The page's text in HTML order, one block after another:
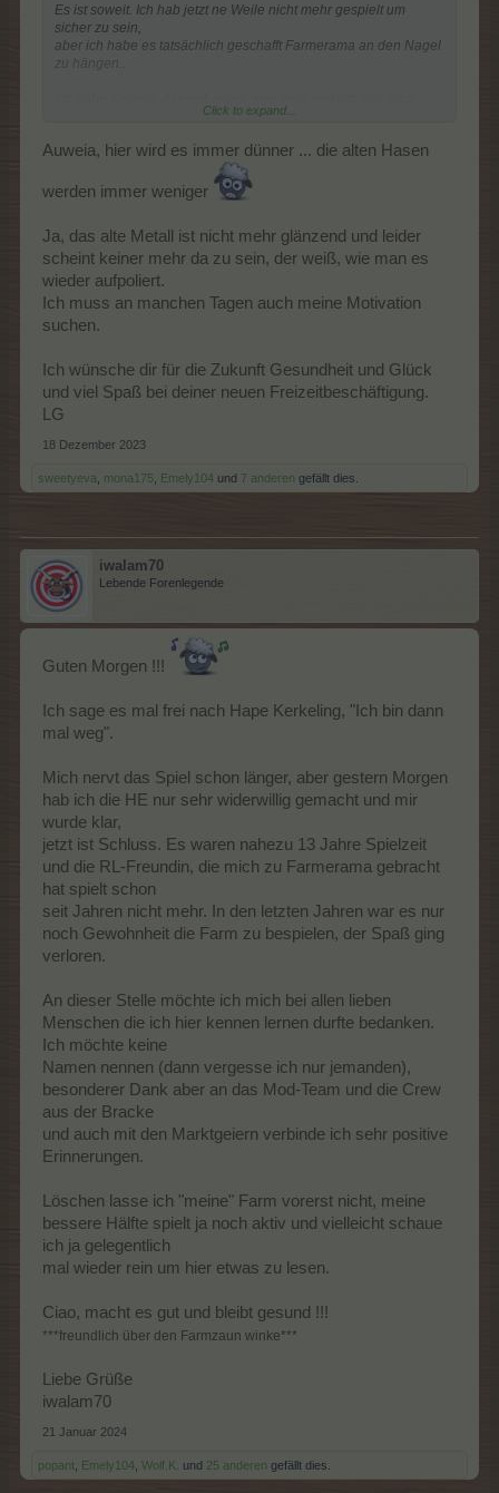
Es ist soweit. Ich hab jetzt ne Weile nicht mehr gespielt um
sicher zu sein,
aber ich habe es tatsächlich geschafft Farmerama an den Nagel
zu hängen..
nicht dieses
von üblen Fehlern behaftete Spiel mit stupidem vor sich hin
klicken und ewig das Gleiche..
Und sich wie Gewürms langsam ausgebreitet..
Ich bringe es noch nicht ganz über mich, die Farmen komplett
löschen zu lassen..
11 Jahre schmeißt man nicht so einfach weg..
Aber ich spiele wirklich nicht mehr und wenn ich manchmal
weiß ich, dass die Entscheidung richtig war!
Ein paar von euch werden mir echt fehlen und ich möchte euch
und dem Mod Team danken
Werde gerade ein wenig wehmütig, aber das geht vorüber.
alles liebe, gute und
vor allem Gesundheit und Glück..
Macht´s gut
Liebe Grüße vom Fr4ggl3
Click to expand...
Auweia, hier wird es immer dünner ... die alten Hasen
werden immer weniger
Ja, das alte Metall ist nicht mehr glänzend und leider
scheint keiner mehr da zu sein, der weiß, wie man es
wieder aufpoliert.
Ich muss an manchen Tagen auch meine Motivation
suchen.
Ich wünsche dir für die Zukunft Gesundheit und Glück
und viel Spaß bei deiner neuen Freizeitbeschäftigung.
LG
18 Dezember 2023
sweetyeva mona175 Emely104 und 7 anderen gefällt dies.
iwalam70
Lebende Forenlegende
Guten Morgen !!!
Ich sage es mal frei nach Hape Kerkeling, "Ich bin dann
mal weg".
Mich nervt das Spiel schon länger, aber gestern Morgen
hab ich die HE nur sehr widerwillig gemacht und mir
wurde klar,
jetzt ist Schluss. Es waren nahezu 13 Jahre Spielzeit
und die RL-Freundin, die mich zu Farmerama gebracht
hat spielt schon
seit Jahren nicht mehr. In den letzten Jahren war es nur
noch Gewohnheit die Farm zu bespielen, der Spaß ging
verloren.
An dieser Stelle möchte ich mich bei allen lieben
Menschen die ich hier kennen lernen durfte bedanken.
Ich möchte keine
Namen nennen (dann vergesse ich nur jemanden),
besonderer Dank aber an das Mod-Team und die Crew
aus der Bracke
und auch mit den Marktgeiern verbinde ich sehr positive
Erinnerungen.
Löschen lasse ich "meine" Farm vorerst nicht, meine
bessere Hälfte spielt ja noch aktiv und vielleicht schaue
ich ja gelegentlich
mal wieder rein um hier etwas zu lesen.
Ciao, macht es gut und bleibt gesund !!!
***freundlich über den Farmzaun winke***
Liebe Grüße
iwalam70
21 Januar 2024
popant Emely104 Wolf.K. und 25 anderen gefällt dies.